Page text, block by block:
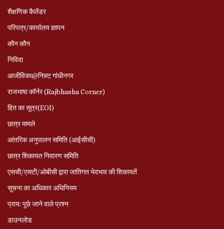
शैक्षणिक कैलेंडर
परिपत्र/कार्यालय ज्ञापन
कौन कौन
निविदा
आजीविका@निफ़्ट गांधीनगर
राजभाषा कॉर्नर (Rajbhasha Corner)
हित का सूत्र(EOI)
छात्र मामले
आंतरिक अनुपालन समिति (आईसीसी)
छात्र शिकायत निवारण समिति
एससी/एसटी/ओबीसी द्वारा जातिगत भेदभाव की शिकायतें
सूचना का अधिकार अधिनियम
प्राय: पूछे जाने वाले प्रश्‍न
डाउनलोड